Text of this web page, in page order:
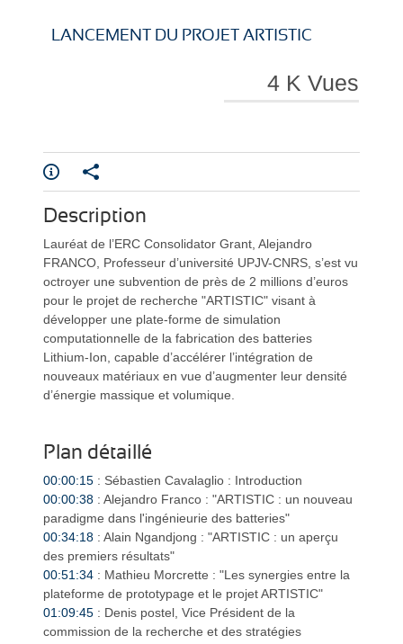
i
r
e
l
a
i
r
e
l
a
LANCEMENT DU PROJET ARTISTIC
4 K Vues
Description
Lauréat de l’ERC Consolidator Grant, Alejandro
FRANCO, Professeur d’université UPJV-CNRS, s’est vu
octroyer une subvention de près de 2 millions d’euros
pour le projet de recherche "ARTISTIC" visant à
développer une plate-forme de simulation
computationnelle de la fabrication des batteries
Lithium-Ion, capable d’accélérer l’intégration de
nouveaux matériaux en vue d’augmenter leur densité
d’énergie massique et volumique.
Plan détaillé
00:00:15 : Sébastien Cavalaglio : Introduction
00:00:38 : Alejandro Franco : "ARTISTIC : un nouveau
paradigme dans l'ingénieurie des batteries"
00:34:18 : Alain Ngandjong : "ARTISTIC : un aperçu
des premiers résultats"
00:51:34 : Mathieu Morcrette : "Les synergies entre la
plateforme de prototypage et le projet ARTISTIC"
01:09:45 : Denis postel, Vice Président de la
commission de la recherche et des stratégies